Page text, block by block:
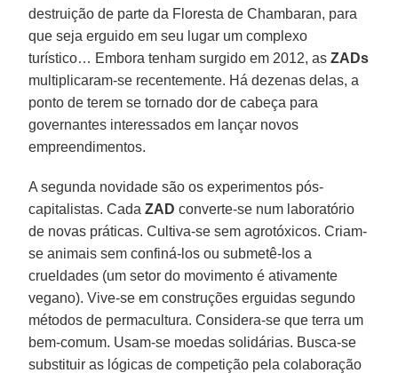
destruição de parte da Floresta de Chambaran, para
que seja erguido em seu lugar um complexo
turístico… Embora tenham surgido em 2012, asZADs
multiplicaram-se recentemente. Há dezenas delas, a
ponto de terem se tornado dor de cabeça para
governantes interessados em lançar novos
empreendimentos.
A segunda novidade são os experimentos pós-
capitalistas. CadaZAD converte-se num laboratório
de novas práticas. Cultiva-se sem agrotóxicos. Criam-
se animais sem confiná-los ou submetê-los a
crueldades (um setor do movimento é ativamente
vegano). Vive-se em construções erguidas segundo
métodos de permacultura. Considera-se que terra um
bem-comum. Usam-se moedas solidárias. Busca-se
substituir as lógicas de competição pela colaboração